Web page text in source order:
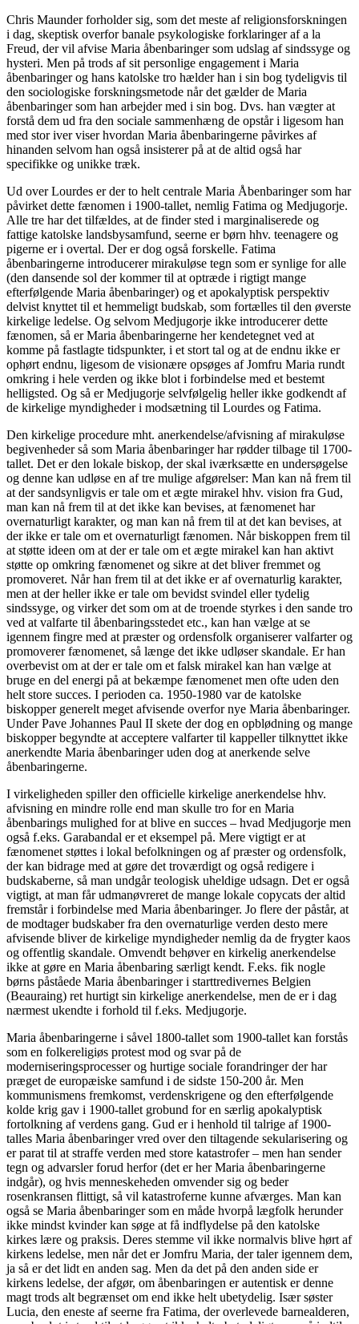
Chris Maunder forholder sig, som det meste af religionsforskningen
i dag, skeptisk overfor banale psykologiske forklaringer af a la
Freud, der vil afvise Maria åbenbaringer som udslag af sindssyge og
hysteri. Men på trods af sit personlige engagement i Maria
åbenbaringer og hans katolske tro hælder han i sin bog tydeligvis til
den sociologiske forskningsmetode når det gælder de Maria
åbenbaringer som han arbejder med i sin bog. Dvs. han vægter at
forstå dem ud fra den sociale sammenhæng de opstår i ligesom han
med stor iver viser hvordan Maria åbenbaringerne påvirkes af
hinanden selvom han også insisterer på at de altid også har
specifikke og unikke træk.
Ud over Lourdes er der to helt centrale Maria Åbenbaringer som har
påvirket dette fænomen i 1900-tallet, nemlig Fatima og Medjugorje.
Alle tre har det tilfældes, at de finder sted i marginaliserede og
fattige katolske landsbysamfund, seerne er børn hhv. teenagere og
pigerne er i overtal. Der er dog også forskelle. Fatima
åbenbaringerne introducerer mirakuløse tegn som er synlige for alle
(den dansende sol der kommer til at optræde i rigtigt mange
efterfølgende Maria åbenbaringer) og et apokalyptisk perspektiv
delvist knyttet til et hemmeligt budskab, som fortælles til den øverste
kirkelige ledelse. Og selvom Medjugorje ikke introducerer dette
fænomen, så er Maria åbenbaringerne her kendetegnet ved at
komme på fastlagte tidspunkter, i et stort tal og at de endnu ikke er
ophørt endnu, ligesom de visionære opsøges af Jomfru Maria rundt
omkring i hele verden og ikke blot i forbindelse med et bestemt
helligsted. Og så er Medjugorje selvfølgelig heller ikke godkendt af
de kirkelige myndigheder i modsætning til Lourdes og Fatima.
Den kirkelige procedure mht. anerkendelse/afvisning af mirakuløse
begivenheder så som Maria åbenbaringer har rødder tilbage til 1700-
tallet. Det er den lokale biskop, der skal iværksætte en undersøgelse
og denne kan udløse en af tre mulige afgørelser: Man kan nå frem til
at der sandsynligvis er tale om et ægte mirakel hhv. vision fra Gud,
man kan nå frem til at det ikke kan bevises, at fænomenet har
overnaturligt karakter, og man kan nå frem til at det kan bevises, at
der ikke er tale om et overnaturligt fænomen. Når biskoppen frem til
at støtte ideen om at der er tale om et ægte mirakel kan han aktivt
støtte op omkring fænomenet og sikre at det bliver fremmet og
promoveret. Når han frem til at det ikke er af overnaturlig karakter,
men at der heller ikke er tale om bevidst svindel eller tydelig
sindssyge, og virker det som om at de troende styrkes i den sande tro
ved at valfarte til åbenbaringsstedet etc., kan han vælge at se
igennem fingre med at præster og ordensfolk organiserer valfarter og
promoverer fænomenet, så længe det ikke udløser skandale. Er han
overbevist om at der er tale om et falsk mirakel kan han vælge at
bruge en del energi på at bekæmpe fænomenet men ofte uden den
helt store succes. I perioden ca. 1950-1980 var de katolske
biskopper generelt meget afvisende overfor nye Maria åbenbaringer.
Under Pave Johannes Paul II skete der dog en opblødning og mange
biskopper begyndte at acceptere valfarter til kappeller tilknyttet ikke
anerkendte Maria åbenbaringer uden dog at anerkende selve
åbenbaringerne.
I virkeligheden spiller den officielle kirkelige anerkendelse hhv.
afvisning en mindre rolle end man skulle tro for en Maria
åbenbarings mulighed for at blive en succes – hvad Medjugorje men
også f.eks. Garabandal er et eksempel på. Mere vigtigt er at
fænomenet støttes i lokal befolkningen og af præster og ordensfolk,
der kan bidrage med at gøre det troværdigt og også redigere i
budskaberne, så man undgår teologisk uheldige udsagn. Det er også
vigtigt, at man får udmanøvreret de mange lokale copycats der altid
fremstår i forbindelse med Maria åbenbaringer. Jo flere der påstår, at
de modtager budskaber fra den overnaturlige verden desto mere
afvisende bliver de kirkelige myndigheder nemlig da de frygter kaos
og offentlig skandale. Omvendt behøver en kirkelig anerkendelse
ikke at gøre en Maria åbenbaring særligt kendt. F.eks. fik nogle
børns påståede Maria åbenbaringer i starttredivernes Belgien
(Beauraing) ret hurtigt sin kirkelige anerkendelse, men de er i dag
nærmest ukendte i forhold til f.eks. Medjugorje.
Maria åbenbaringerne i såvel 1800-tallet som 1900-tallet kan forstås
som en folkereligiøs protest mod og svar på de
moderniseringsprocesser og hurtige sociale forandringer der har
præget de europæiske samfund i de sidste 150-200 år. Men
kommunismens fremkomst, verdenskrigene og den efterfølgende
kolde krig gav i 1900-tallet grobund for en særlig apokalyptisk
fortolkning af verdens gang. Gud er i henhold til talrige af 1900-
talles Maria åbenbaringer vred over den tiltagende sekularisering og
er parat til at straffe verden med store katastrofer – men han sender
tegn og advarsler forud herfor (det er her Maria åbenbaringerne
indgår), og hvis menneskeheden omvender sig og beder
rosenkransen flittigt, så vil katastroferne kunne afværges. Man kan
også se Maria åbenbaringer som en måde hvorpå lægfolk herunder
ikke mindst kvinder kan søge at få indflydelse på den katolske
kirkes lære og praksis. Deres stemme vil ikke normalvis blive hørt af
kirkens ledelse, men når det er Jomfru Maria, der taler igennem dem,
ja så er det lidt en anden sag. Men da det på den anden side er
kirkens ledelse, der afgør, om åbenbaringen er autentisk er denne
magt trods alt begrænset om end ikke helt ubetydelig. Især søster
Lucia, den eneste af seerne fra Fatima, der overlevede barnealderen,